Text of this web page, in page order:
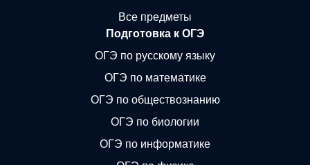
Все предметы
Подготовка к ОГЭ
ОГЭ по русскому языку
ОГЭ по математике
ОГЭ по обществознанию
ОГЭ по биологии
ОГЭ по информатике